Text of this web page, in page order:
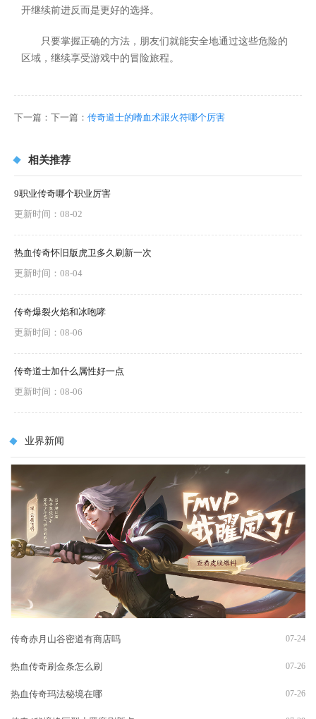
开继续前进反而是更好的选择。
只要掌握正确的方法，朋友们就能安全地通过这些危险的
区域，继续享受游戏中的冒险旅程。
下一篇：下一篇： 传奇道士的嗜血术跟火符哪个厉害
相关推荐
9职业传奇哪个职业厉害
更新时间：08-02
热血传奇怀旧版虎卫多久刷新一次
更新时间：08-04
传奇爆裂火焰和冰咆哮
更新时间：08-06
传奇道士加什么属性好一点
更新时间：08-06
业界新闻
传奇赤月山谷密道有商店吗 07-24
热血传奇刷金条怎么刷 07-26
热血传奇玛法秘境在哪 07-26